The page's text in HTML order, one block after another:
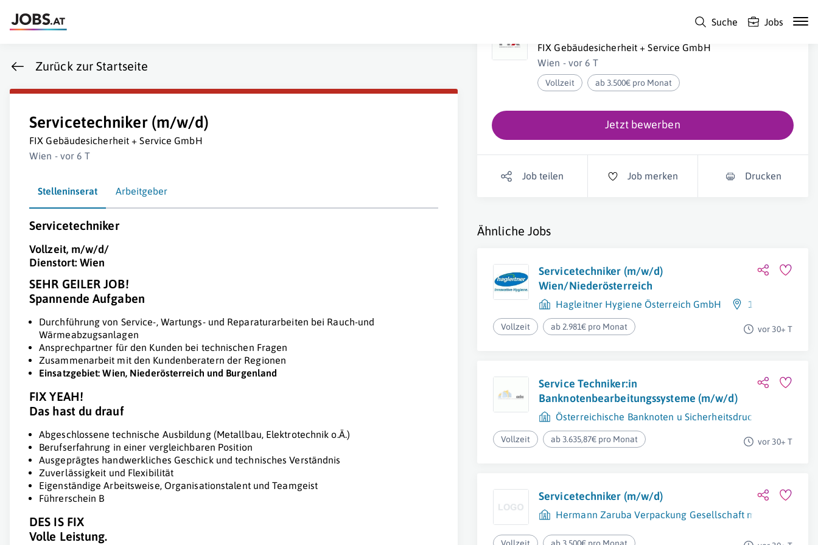
Suche Jobs
Zurück zur Startseite
Servicetechniker (m/w/d)
FIX Gebäudesicherheit + Service GmbH
Wien - vor 6 T
Stelleninserat Arbeitgeber
Servicetechniker
Vollzeit, m/w/d/
Dienstort: Wien
SEHR GEILER JOB!
Spannende Aufgaben
Durchführung von Service-, Wartungs- und Reparaturarbeiten bei Rauch-und
Wärmeabzugsanlagen
Ansprechpartner für den Kunden bei technischen Fragen
Zusammenarbeit mit den Kundenberatern der Regionen
Einsatzgebiet: Wien, Niederösterreich und Burgenland
FIX YEAH!
Das hast du drauf
Abgeschlossene technische Ausbildung (Metallbau, Elektrotechnik o.Ä.)
Berufserfahrung in einer vergleichbaren Position
Ausgeprägtes handwerkliches Geschick und technisches Verständnis
Zuverlässigkeit und Flexibilität
Eigenständige Arbeitsweise, Organisationstalent und Teamgeist
Führerschein B
DES IS FIX
Volle Leistung.
FIX Gebäudesicherheit + Service GmbH
Wien - vor 6 T
Vollzeit ab 3.500€ pro Monat
Jetzt bewerben
Job teilen Job merken Drucken
Ähnliche Jobs
Servicetechniker (m/w/d)
Wien/Niederösterreich
Hagleitner Hygiene Österreich GmbH 1230 Wien
Vollzeit ab 2.981€ pro Monat vor 30+ T
Service Techniker:in
Banknotenbearbeitungssysteme (m/w/d)
Österreichische Banknoten u Sicherheitsdruck GmbH
Vollzeit ab 3.635,87€ pro Monat vor 30+ T
Servicetechniker (m/w/d)
Hermann Zaruba Verpackung Gesellschaft m.b.H.